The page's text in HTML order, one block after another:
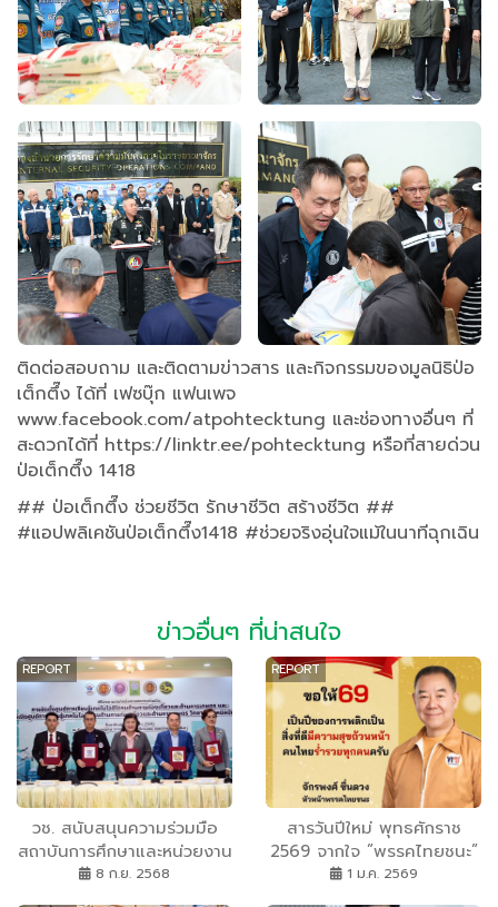
ติดต่อสอบถาม และติดตามข่าวสาร และกิจกรรมของมูลนิธิป่อ
เต็กตึ๊ง ได้ที่ เฟซบุ๊ก แฟนเพจ
www.facebook.com/atpohtecktung และช่องทางอื่นๆ ที่
สะดวกได้ที่ https://linktr.ee/pohtecktung หรือที่สายด่วน
ป่อเต็กตึ๊ง 1418
## ป่อเต็กตึ๊ง ช่วยชีวิต รักษาชีวิต สร้างชีวิต ##
#แอปพลิเคชันป่อเต็กตึ๊ง1418 #ช่วยจริงอุ่นใจแม้ในนาทีฉุกเฉิน
ข่าวอื่นๆ ที่น่าสนใจ
REPORT
วช. สนับสนุนความร่วมมือ
สถาบันการศึกษาและหน่วยงาน
ท้องถิ่น เปิดศูนย์การเรียนรู้
8 ก.ย. 2568
REPORT
สารวันปีใหม่ พุทธศักราช
2569 ​จากใจ ”พรรคไทยชนะ”
เบอร์ 17 ถึงพี่น้องประชาชน
1 ม.ค. 2569